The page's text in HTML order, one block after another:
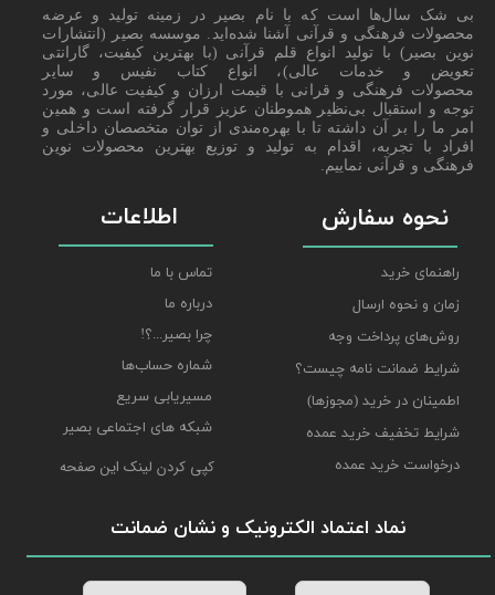
نحوه سفارش
راهنمای خرید
زمان و نحوه ارسال
روش‌های پرداخت وجه
شرایط ضمانت نامه چیست؟
اطمینان در خرید (مجوزها)
شرایط تخفیف خرید عمده
درخواست خرید عمده
نماد اعتماد الکترونیک و نشان ضمانت
اطلاعات
تماس با ما
درباره ما
چرا بصیر...؟!
شماره حساب‌ها
مسیریابی سریع
شبکه های اجتماعی بصیر
بی شک سال‌ها است که با نام بصیر در زمینه تولید و عرضه
محصولات فرهنگی و قرآنی آشنا شده‌اید. موسسه بصیر (انتشارات
نوین بصیر) با تولید انواع قلم قرآنی (با بهترین کیفیت، گارانتی
تعویض و خدمات عالی)، انواع کتاب نفیس و سایر
محصولات فرهنگی و قرانی با قیمت ارزان و کیفیت عالی، مورد
توجه و استقبال بی‌نظیر هموطنان عزیز قرار گرفته است و همین
امر ما را بر آن داشته تا با بهره‌مندی از توان متخصصان داخلی و
افراد با تجربه، اقدام به تولید و توزیع بهترین محصولات نوین
فرهنگی و قرآنی نماییم.
کپی کردن لینک این صفحه